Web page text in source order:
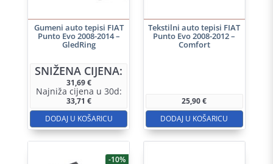
Gumeni auto tepisi FIAT
Punto Evo 2008-2014 –
GledRing
SNIŽENA CIJENA:
31,69€
Najniža cijena u 30d:
33,71 €
DODAJ U KOŠARICU
Tekstilni auto tepisi FIAT
Punto Evo 2008-2012 –
Comfort
25,90€
DODAJ U KOŠARICU
-10%